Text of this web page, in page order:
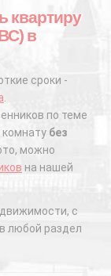
квартиру
в
сроки -
.
по теме
комнату без
можно
на нашей
с
любой раздел